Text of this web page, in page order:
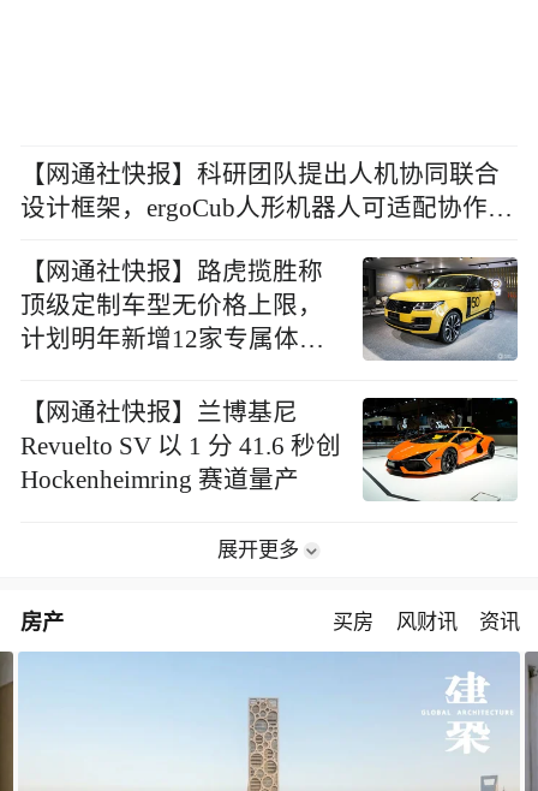
【网通社快报】科研团队提出人机协同联合
设计框架，ergoCub人形机器人可适配协作伙
【网通社快报】路虎揽胜称
顶级定制车型无价格上限，
计划明年新增12家专属体验
【网通社快报】兰博基尼
Revuelto SV 以 1 分 41.6 秒创
Hockenheimring 赛道量产
展开更多
房产 买房 风财讯 资讯